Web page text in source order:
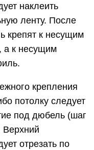
наклеить
ленту. После
крепят к несущим
а к несущим
крепления
потолку следует
под дюбель (шаг
Верхний
отрезать по